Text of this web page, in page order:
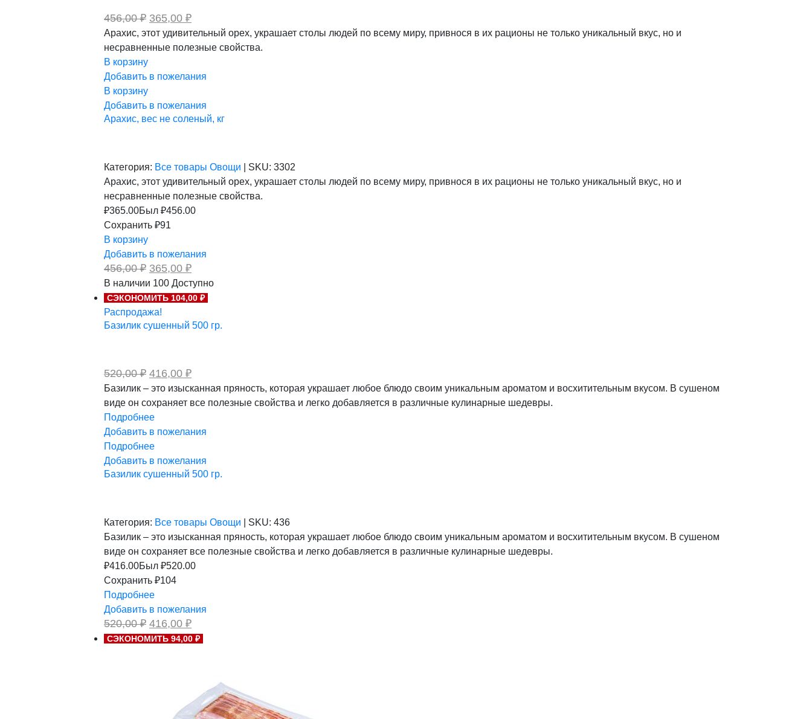
456,00₽ Первоначальная
цена
составляла
456,00 ₽.
365,00 ₽Текущая
цена:
365,00 ₽.
Арахис, этот удивительный орех, украшает столы людей по всему миру, привнося в их рационы не только уникальный вкус, но и
несравненные полезные свойства.
В корзину
Добавить в пожелания
В корзину
Добавить в пожелания
Арахис, вес не соленый, кг
Категория: Все товары Овощи SKU: 3302
Арахис, этот удивительный орех, украшает столы людей по всему миру, привнося в их рационы не только уникальный вкус, но и
несравненные полезные свойства.
₽365.00Был ₽456.00
Сохранить ₽91
В корзину
Добавить в пожелания
456,00₽ Первоначальная
цена
составляла
456,00 ₽.
365,00 ₽Текущая
цена:
365,00 ₽.
В наличии 100 Доступно
СЭКОНОМИТЬ 104,00 ₽
Распродажа!
Базилик сушенный 500 гр.
520,00₽ Первоначальная
цена
составляла
520,00 ₽.
416,00 ₽Текущая
цена:
416,00 ₽.
Базилик – это изысканная пряность, которая украшает любое блюдо своим уникальным ароматом и восхитительным вкусом. В сушеном
виде он сохраняет все полезные свойства и легко добавляется в различные кулинарные шедевры.
Подробнее
Добавить в пожелания
Подробнее
Добавить в пожелания
Базилик сушенный 500 гр.
Категория: Все товары Овощи SKU: 436
Базилик – это изысканная пряность, которая украшает любое блюдо своим уникальным ароматом и восхитительным вкусом. В сушеном
виде он сохраняет все полезные свойства и легко добавляется в различные кулинарные шедевры.
₽416.00Был ₽520.00
Сохранить ₽104
Подробнее
Добавить в пожелания
520,00₽ Первоначальная
цена
составляла
416,00 ₽Текущая
цена:
416,00 ₽.
СЭКОНОМИТЬ 94,00 ₽